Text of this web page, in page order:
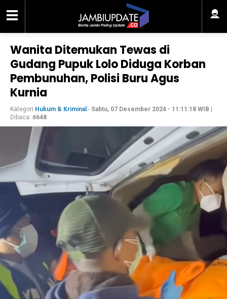
Wanita Ditemukan Tewas di
Gudang Pupuk Lolo Diduga Korban
Pembunuhan, Polisi Buru Agus
Kurnia
Kategori Hukum & Kriminal - Sabtu, 07 Desember 2024 - 11:11:18 WIB
Dibaca: 6648